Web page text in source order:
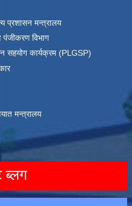
प्रशासन मन्त्रालय
पंजीकरण विभाग
सहयोग कार्यक्रम (PLGSP)
मन्त्रालय
ब्लग